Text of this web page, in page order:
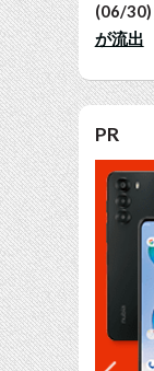
(06/30)
が流出
PR